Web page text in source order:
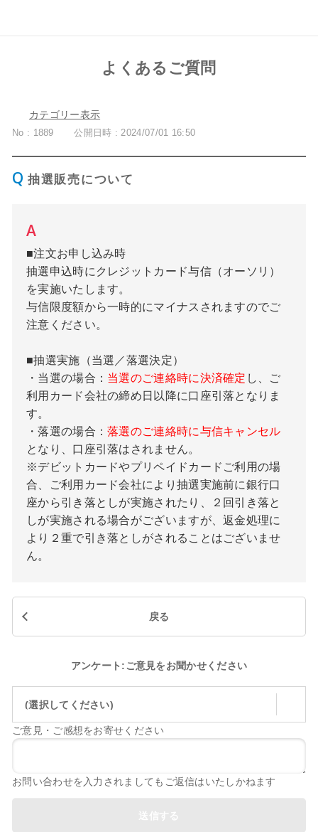
よくあるご質問
カテゴリー表示
No : 1889 公開日時 : 2024/07/01 16:50
抽選販売について
■注文お申し込み時
抽選申込時にクレジットカード与信（オーソリ）
を実施いたします。
与信限度額から一時的にマイナスされますのでご
注意ください。
■抽選実施（当選／落選決定）
・当選の場合： 当選のご連絡時に決済確定 し、ご
利用カード会社の締め日以降に口座引落となりま
す。
・落選の場合：落選のご連絡時に与信キャンセル
となり、口座引落はされません。
※デビットカードやプリペイドカードご利用の場
合、ご利用カード会社により抽選実施前に銀行口
座から引き落としが実施されたり、２回引き落と
しが実施される場合がございますが、返金処理に
より２重で引き落としがされることはございませ
ん。
戻る
アンケート:ご意見をお聞かせください
(選択してください)
ご意見・ご感想をお寄せください
お問い合わせを入力されましてもご返信はいたしかねます